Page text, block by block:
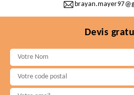
Devis